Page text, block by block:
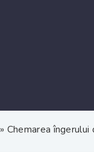
» Chemarea